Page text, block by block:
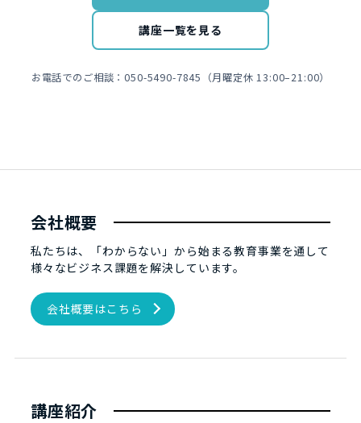
講座一覧を見る
お電話でのご相談：050-5490-7845（月曜定休 13:00–21:00）
会社概要
私たちは、「わからない」から始まる教育事業を通して
様々なビジネス課題を解決しています。
会社概要はこちら
講座紹介